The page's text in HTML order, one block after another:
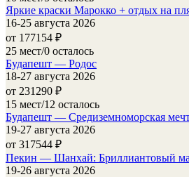
Яркие краски Марокко + отдых на
16-25 августа 2026
от 177154 ₽
25 мест/0 осталось
Будапешт — Родос
18-27 августа 2026
от 231290 ₽
15 мест/12 осталось
Будапешт — Средиземноморская
19-27 августа 2026
от 317544 ₽
Пекин — Шанхай: Бриллиантовый
19-26 августа 2026